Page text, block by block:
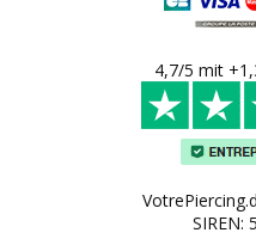
4,7/5 mit
SIREN: